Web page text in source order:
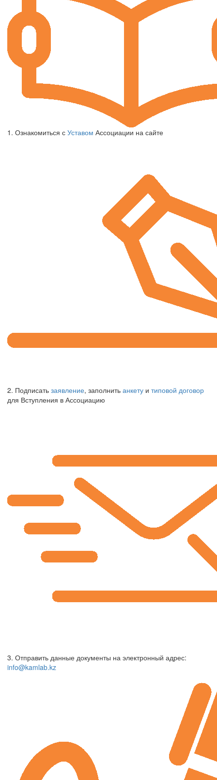
1. Ознакомиться с Уставом Ассоциации на сайте
2. Подписать заявление, заполнить анкету и типовой договор
для Вступления в Ассоциацию
3. Отправить данные документы на электронный адрес:
info@kamlab.kz